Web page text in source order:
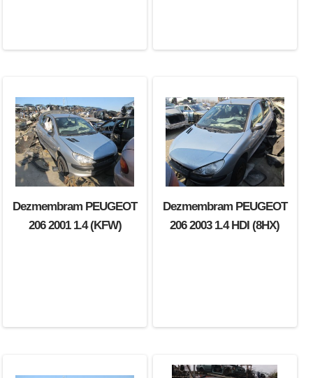
Dezmembram PEUGEOT
206 2001 1.4 (KFW)
Dezmembram PEUGEOT
206 2003 1.4 HDI (8HX)